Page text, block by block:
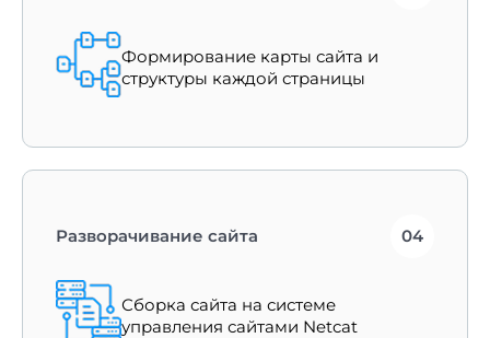
Формирование карты сайта и
структуры каждой страницы
Разворачивание сайта 04
Сборка сайта на системе
управления сайтами Netcat